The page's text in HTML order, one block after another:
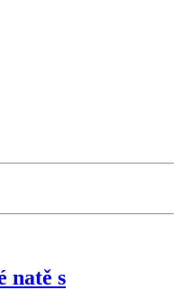
natě s